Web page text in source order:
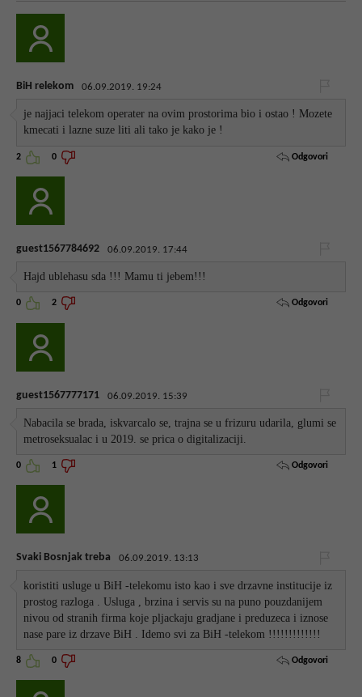
BiH relekom 06.09.2019. 19:24
je najjaci telekom operater na ovim prostorima bio i ostao ! Mozete
kmecati i lazne suze liti ali tako je kako je !
2 0 Odgovori
guest1567784692 06.09.2019. 17:44
Hajd ublehasu sda !!! Mamu ti jebem!!!
0 2 Odgovori
guest1567777171 06.09.2019. 15:39
Nabacila se brada, iskvarcalo se, trajna se u frizuru udarila, glumi se
metroseksualac i u 2019. se prica o digitalizaciji.
0 1 Odgovori
Svaki Bosnjak treba 06.09.2019. 13:13
koristiti usluge u BiH -telekomu isto kao i sve drzavne institucije iz
prostog razloga . Usluga , brzina i servis su na puno pouzdanijem
nivou od stranih firma koje pljackaju gradjane i preduzeca i iznose
nase pare iz drzave BiH . Idemo svi za BiH -telekom !!!!!!!!!!!!!
8 0 Odgovori